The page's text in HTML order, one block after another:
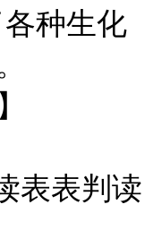
种生化
表表判读